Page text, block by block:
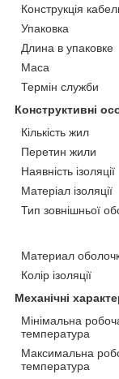
Конструкція
Упаковка
Длина в упаковке
Маса
Термін служби
Конструктивні
Кількість жил
Перетин жили
Наявність ізоляції
Матеріал ізоляції
Тип зовнішньої
Материал
Колір ізоляції
Механічні
Мінімальна
температура
Максимальна
температура